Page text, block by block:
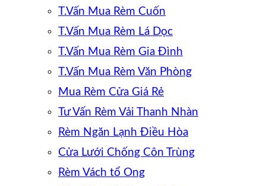
T.Vấn Mua Rèm Cuốn
T.Vấn Mua Rèm Lá Dọc
T.Vấn Mua Rèm Gia Đình
T.Vấn Mua Rèm Văn Phòng
Mua Rèm Cửa Giá Rẻ
Tư Vấn Rèm Vải Thanh Nhàn
Rèm Ngăn Lạnh Điều Hòa
Cửa Lưới Chống Côn Trùng
Rèm Vách tổ Ong